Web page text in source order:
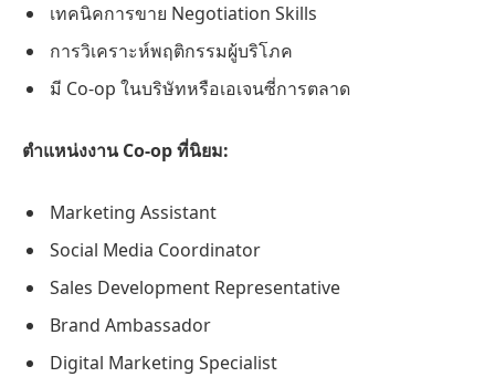
เทคนิคการขาย Negotiation Skills
การวิเคราะห์พฤติกรรมผู้บริโภค
มี Co-op ในบริษัทหรือเอเจนซี่การตลาด
ตำแหน่งงาน Co-op ที่นิยม:
Marketing Assistant
Social Media Coordinator
Sales Development Representative
Brand Ambassador
Digital Marketing Specialist